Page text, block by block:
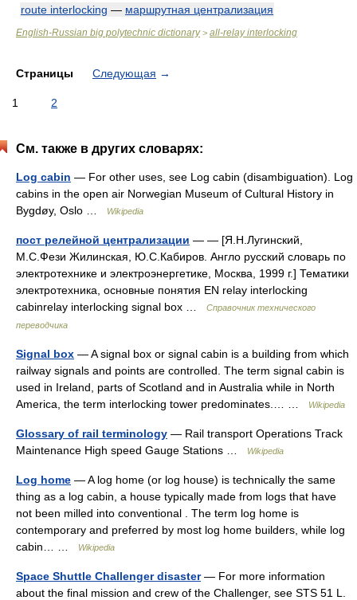
route interlocking — маршрутная централизация
English-Russian big polytechnic dictionary> all-relay interlocking
Страницы Следующая →
1 2
См. также в других словарях:
Log cabin — For other uses, see Log cabin (disambiguation). Log
cabins in the open air Norwegian Museum of Cultural History in
Bygdøy, Oslo …
Wikipedia
пост релейной централизации — — [Я.Н.Лугинский,
М.С.Фези Жилинская, Ю.С.Кабиров. Англо русский словарь по
электротехнике и электроэнергетике, Москва, 1999 г.] Тематики
электротехника, основные понятия EN relay interlocking
cabinrelay interlocking signal box …
Справочник технического
переводчика
Signal box — A signal box or signal cabin is a building from which
railway signals and points are controlled. The term signal cabin is
used in Ireland, parts of Scotland and in Australia while in North
America, the term interlocking tower predominates.… …
Wikipedia
Glossary of rail terminology — Rail transport Operations Track
Maintenance High speed Gauge Stations …
Wikipedia
Log home — A log home (or log house) is technically the same
thing as a log cabin, a house typically made from logs that have
not been milled into conventional . The term log home is
contemporary and preferred by most log home builders, while log
cabin… …
Wikipedia
Space Shuttle Challenger disaster— For more information
about the final mission and crew of the Challenger, see STS 51 L.